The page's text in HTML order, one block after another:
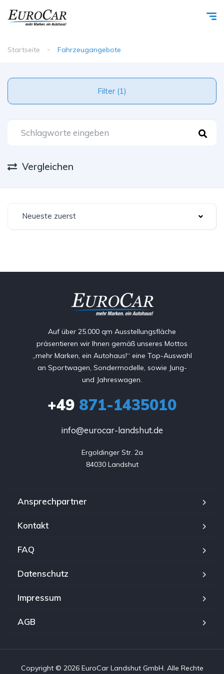
Startseite Fahrzeugangebote
Filter (1)
Vergleichen
Neueste zuerst
Auf über 25.000 qm Ausstellungsfläche
präsentieren wir Ihnen gemäß unseres Mottos
„mehr Marken, ein Autohaus!“ eine Top-Auswahl
an Sportwagen, Sondermodelle, sowie Jung-
und Jahreswagen.
+49 871-1435010
info@eurocar-landshut.de
Ergoldinger Str. 2a
84030 Landshut
Ansprechpartner
Kontakt
FAQ
Datenschutz
Impressum
AGB
Copyright © 2026 EuroCar Landshut GmbH. Alle Rechte